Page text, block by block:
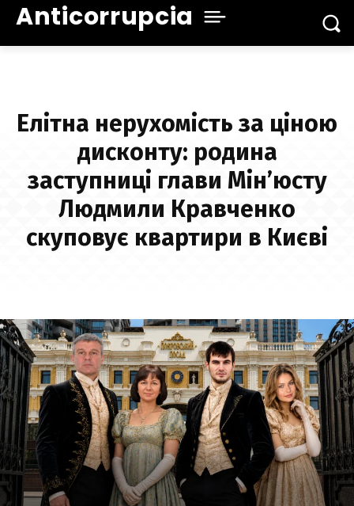
Anticorrupcia
Елітна нерухомість за ціною
дисконту: родина
заступниці глави Мін’юсту
Людмили Кравченко
скуповує квартири в Києві